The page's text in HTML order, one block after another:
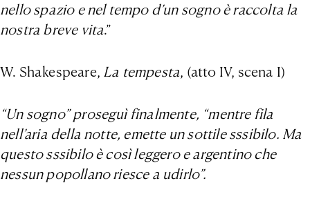
nello spazio e nel tempo d’un sogno è raccolta la
nostra breve vita.”
W. Shakespeare, La tempesta, (atto IV, scena I)
“Un sogno” proseguì finalmente, “mentre fila
nell’aria della notte, emette un sottile sssibilo. Ma
questo sssibilo è così leggero e argentino che
nessun popollano riesce a udirlo”.